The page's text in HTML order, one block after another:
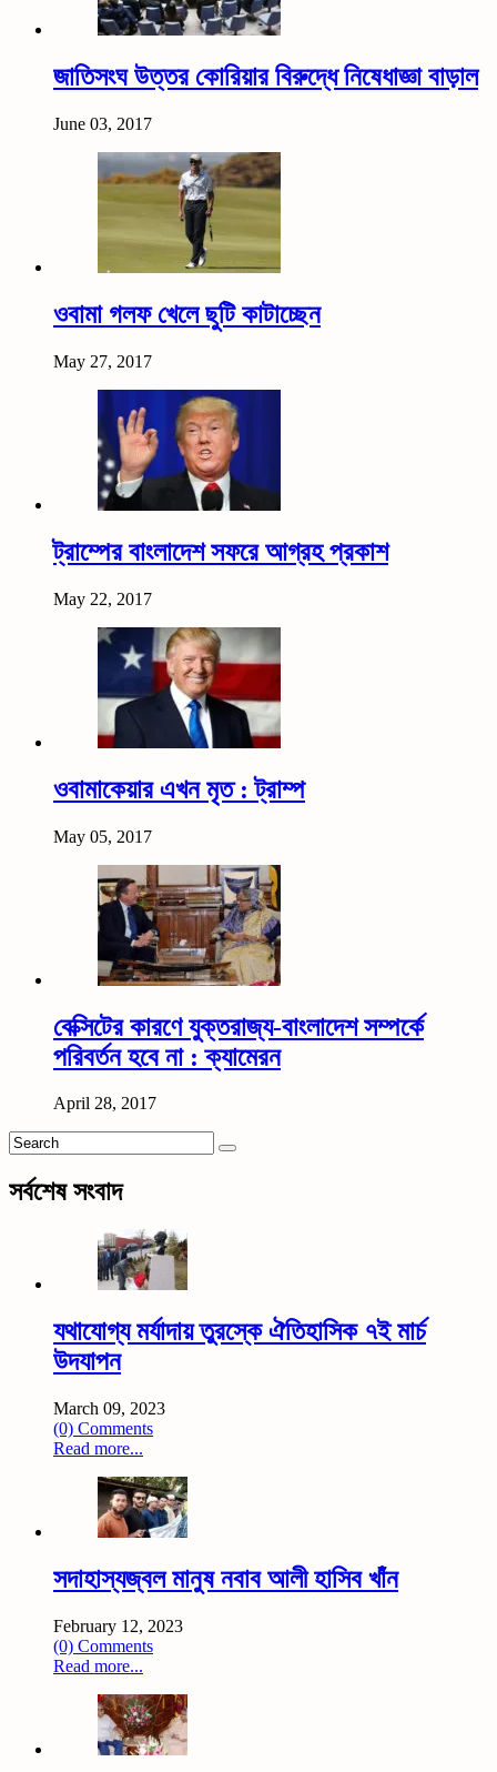
জাতিসংঘ উত্তর কোরিয়ার বিরুদ্ধে নিষেধাজ্ঞা বাড়াল
June 03, 2017
ওবামা গলফ খেলে ছুটি কাটাচ্ছেন
May 27, 2017
ট্রাম্পের বাংলাদেশ সফরে আগ্রহ প্রকাশ
May 22, 2017
ওবামাকেয়ার এখন মৃত : ট্রাম্প
May 05, 2017
বেক্সিটের কারণে যুক্তরাজ্য-বাংলাদেশ সম্পর্কে
পরিবর্তন হবে না : ক্যামেরন
April 28, 2017
সর্বশেষ সংবাদ
যথাযোগ্য মর্যাদায় তুরস্কে ঐতিহাসিক ৭ই মার্চ
উদযাপন
March 09, 2023
(0) Comments
Read more...
সদাহাস্যজ্বল মানুষ নবাব আলী হাসিব খাঁন
February 12, 2023
(0) Comments
Read more...